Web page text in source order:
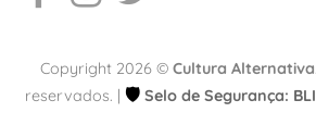
Copyright 2026 © Cultura Alternativa
reservados. | 🛡️ Selo de Segurança: